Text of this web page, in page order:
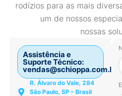
rodízios para as mais
um de nossos
nossas
Assistência e
Suporte Técnico:
vendas@schioppa.com.br
R. Álvaro do Vale, 284
São Paulo, SP – Brasil